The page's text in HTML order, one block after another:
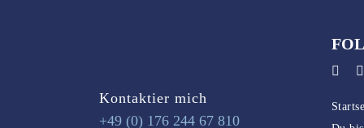
Kontaktier mich
+49 (0) 176 244 67 810